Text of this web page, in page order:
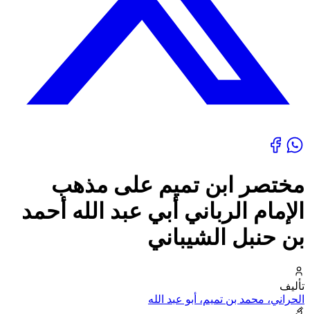
مختصر ابن تميم على مذهب
الإمام الرباني أبي عبد الله أحمد
بن حنبل الشيباني
تأليف
الحراني، محمد بن تميم، أبو عبد الله